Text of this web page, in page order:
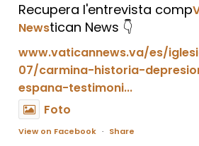
Recupera l'entrevista comp
Newstican News 👇
www.vaticannews.va/es/
07/carmina-historia-
espana-testimoni...
Foto
View on Facebook · Share